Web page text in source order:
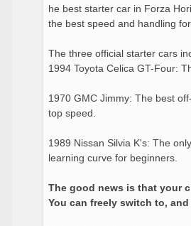
he best starter car in Forza
the best speed and handling
The three official starter cars
1994 Toyota Celica GT-Four:
1970 GMC Jimmy: The best
top speed.
1989 Nissan Silvia K's: The
learning curve for beginners.
The good news is that your
You can freely switch to,